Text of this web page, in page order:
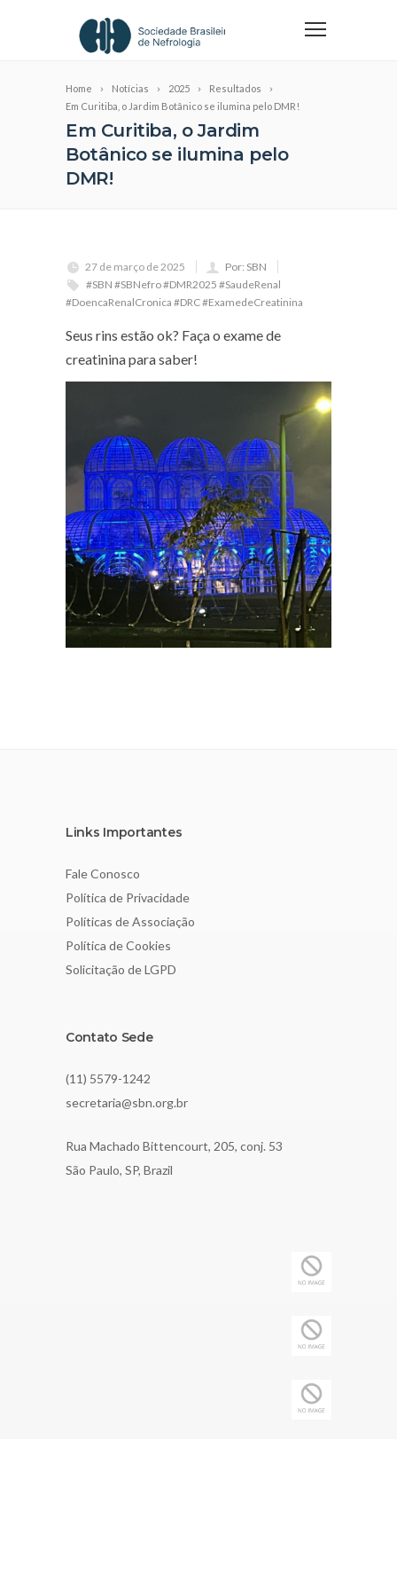
Home Notícias 2025
Resultados
Em Curitiba, o Jardim Botânico se ilumina pelo DMR!
Em Curitiba, o Jardim
Botânico se ilumina pelo
DMR!
27 de março de 2025
Por: SBN
#SBN #SBNefro #DMR2025 #SaudeRenal
#DoencaRenalCronica #DRC #ExamedeCreatinina
Seus rins estão ok? Faça o exame de
creatinina para saber!
Links Importantes
Fale Conosco
Política de Privacidade
Políticas de Associação
Política de Cookies
Solicitação de LGPD
Contato Sede
(11) 5579-1242
secretaria@sbn.org.br
Rua Machado Bittencourt, 205, conj. 53
São Paulo, SP, Brazil